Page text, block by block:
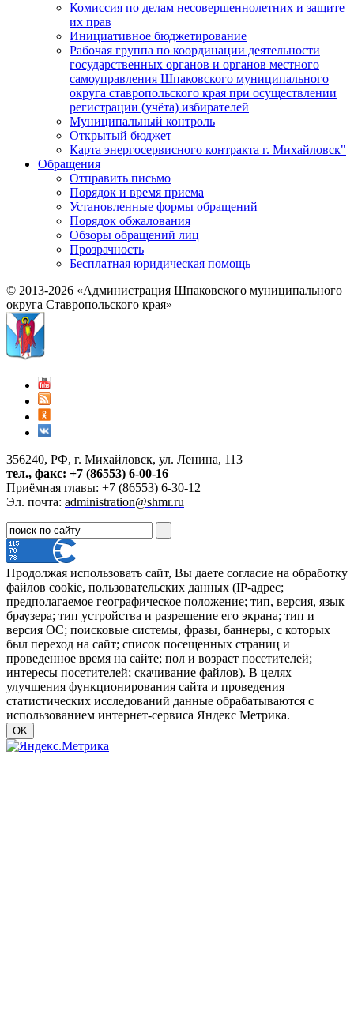
Комиссия по делам несовершеннолетних и защите
их прав
Инициативное бюджетирование
Рабочая группа по координации деятельности
государственных органов и органов местного
самоуправления Шпаковского муниципального
округа ставропольского края при осуществлении
регистрации (учёта) избирателей
Муниципальный контроль
Открытый бюджет
Карта энергосервисного контракта г. Михайловск"
Обращения
Отправить письмо
Порядок и время приема
Установленные формы обращений
Порядок обжалования
Обзоры обращений лиц
Прозрачность
Бесплатная юридическая помощь
© 2013-2026 «Администрация Шпаковского муниципального
округа Ставропольского края»
356240, РФ, г. Михайловск, ул. Ленина, 113
тел., факс: +7 (86553) 6-00-16
Приёмная главы: +7 (86553) 6-30-12
Эл. почта: administration@shmr.ru
Продолжая использовать сайт, Вы даете согласие на обработку
файлов cookie, пользовательских данных (IP-адрес;
предполагаемое географическое положение; тип, версия, язык
браузера; тип устройства и разрешение его экрана; тип и
версия ОС; поисковые системы, фразы, баннеры, с которых
был переход на сайт; список посещенных страниц и
проведенное время на сайте; пол и возраст посетителей;
интересы посетителей; скачивание файлов). В целях
улучшения функционирования сайта и проведения
статистических исследований данные обрабатываются с
использованием интернет-сервиса Яндекс Метрика.
OK